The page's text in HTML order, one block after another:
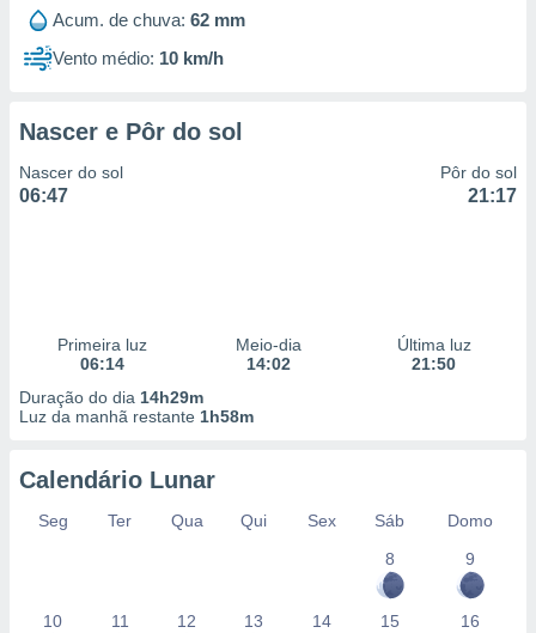
Acum. de chuva: 62 mm
Vento médio: 10 km/h
Nascer e Pôr do sol
Nascer do sol
06:47
Pôr do sol
21:17
Primeira luz
06:14
Meio-dia
14:02
Última luz
21:50
Duração do dia 14h29m
Luz da manhã restante 1h58m
Calendário Lunar
Seg Ter Qua Qui Sex Sáb
Domo
8
9
10 11 12 13 14 15 16